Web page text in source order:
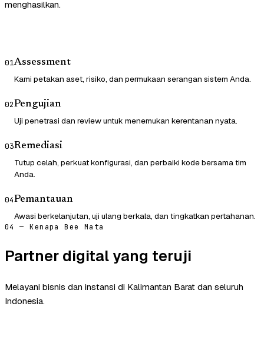
menghasilkan.
01Assessment
Kami petakan aset, risiko, dan permukaan serangan sistem Anda.
02Pengujian
Uji penetrasi dan review untuk menemukan kerentanan nyata.
03Remediasi
Tutup celah, perkuat konfigurasi, dan perbaiki kode bersama tim
Anda.
04Pemantauan
Awasi berkelanjutan, uji ulang berkala, dan tingkatkan pertahanan.
04 — Kenapa Bee Mata
Partner digital yang teruji
Melayani bisnis dan instansi di Kalimantan Barat dan seluruh
Indonesia.